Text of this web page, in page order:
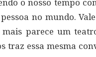
o nosso tempo
no mundo.
parece um
traz essa mesma